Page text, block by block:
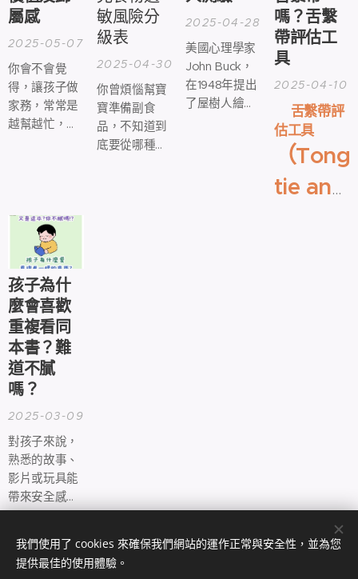
屬感
2025-05-07
你會不會覺
得，讓孩子做
家務，常常是
越幫越忙，還
敏風險分
級表
2025-04-30
你曾煩惱幫寶
寶準備副食
品，不知道到
底要從哪種食
2025-04-28
美國心理學家
John Buck，
在1948年提出
了屋樹人繪圖
嗎？舌繫
帶評估工
具
2025-04-10
舌繫帶評
估工具
（
tie and
孩子為什
麼會喜歡
重複看同
本書？難
道不膩
嗎？
2025-03-09
對孩子來說，
熟悉的故事、
影片或玩具能
帶來安全感。
當他們已經知
生什麼，就能
感到安心，尤
我們使用了 cookies 來確保我們網站的運作正常與安全性，並為您
提供最佳的使用體驗。